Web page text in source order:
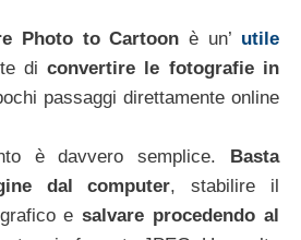
Photo to Cartoon è un’ utile
diconvertire le fotografie in
passaggi direttamente online
è davvero semplice. Basta
dal computer, stabilire il
grafico esalvare procedendo al